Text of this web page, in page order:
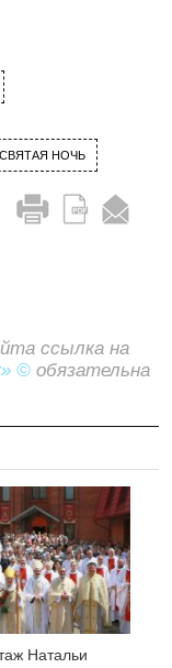
СВЯТАЯ НОЧЬ
ссылка на
© обязательна
Натальи